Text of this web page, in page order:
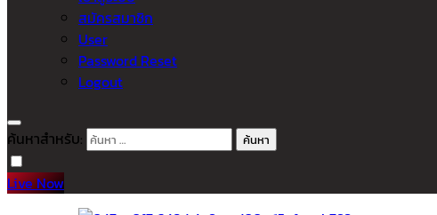
สมัครสมาชิก
User
Password Reset
Logout
ค้นหาสำหรับ:
Live Now